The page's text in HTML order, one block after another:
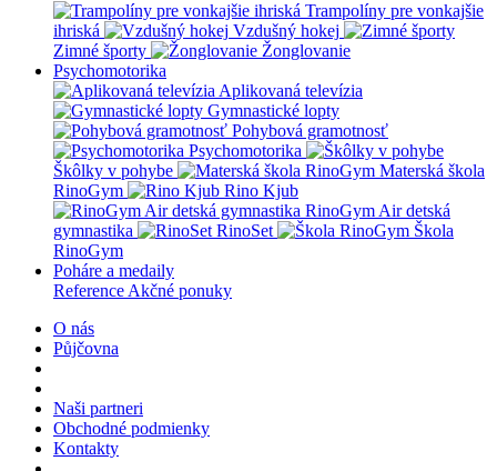
Trampolíny pre vonkajšie
ihriská
Vzdušný hokej
Zimné športy
Žonglovanie
Psychomotorika
Aplikovaná televízia
Gymnastické lopty
Pohybová gramotnosť
Psychomotorika
Škôlky v pohybe
Materská škola
RinoGym
Rino Kjub
RinoGym Air detská
gymnastika
RinoSet
Škola
RinoGym
Poháre a medaily
Reference Akčné ponuky
O nás
Půjčovna
Naši partneri
Obchodné podmienky
Kontakty